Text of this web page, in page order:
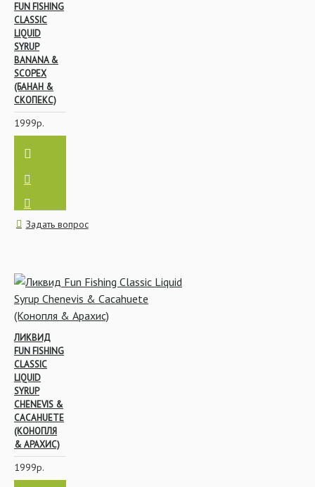
Лидкоры и
Противозакручиватели
Насадки и прикормки
Пеллетс
FUN FISHING
CLASSIC
LIQUID
SYRUP
BANANA &
SCOPEX
(БАНАН &
СКОПЕКС)
1999р.
Задать вопрос
ЛИКВИД
FUN FISHING
CLASSIC
LIQUID
SYRUP
CHENEVIS &
CACAHUETE
(КОНОПЛЯ
& АРАХИС)
1999р.